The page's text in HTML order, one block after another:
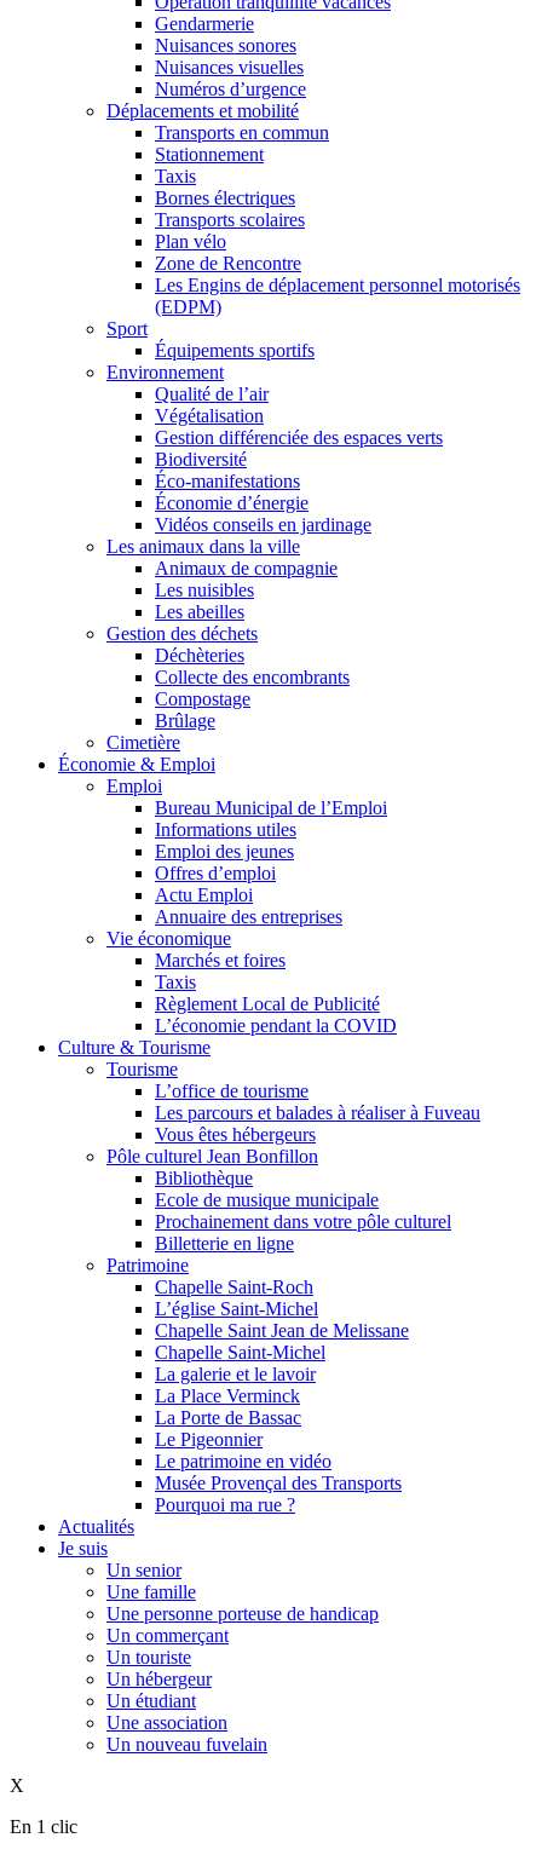
Gendarmerie
Nuisances sonores
Nuisances visuelles
Numéros d’urgence
Déplacements et mobilité
Transports en commun
Stationnement
Taxis
Bornes électriques
Transports scolaires
Plan vélo
Zone de Rencontre
Les Engins de déplacement personnel motorisés
(EDPM)
Sport
Équipements sportifs
Environnement
Qualité de l’air
Végétalisation
Gestion différenciée des espaces verts
Biodiversité
Éco-manifestations
Économie d’énergie
Vidéos conseils en jardinage
Les animaux dans la ville
Animaux de compagnie
Les nuisibles
Les abeilles
Gestion des déchets
Déchèteries
Collecte des encombrants
Compostage
Brûlage
Cimetière
Économie & Emploi
Emploi
Bureau Municipal de l’Emploi
Informations utiles
Emploi des jeunes
Offres d’emploi
Actu Emploi
Annuaire des entreprises
Vie économique
Marchés et foires
Taxis
Règlement Local de Publicité
L’économie pendant la COVID
Culture & Tourisme
Tourisme
L’office de tourisme
Les parcours et balades à réaliser à Fuveau
Vous êtes hébergeurs
Pôle culturel Jean Bonfillon
Bibliothèque
Ecole de musique municipale
Prochainement dans votre pôle culturel
Billetterie en ligne
Patrimoine
Chapelle Saint-Roch
L’église Saint-Michel
Chapelle Saint Jean de Melissane
Chapelle Saint-Michel
La galerie et le lavoir
La Place Verminck
La Porte de Bassac
Le Pigeonnier
Le patrimoine en vidéo
Musée Provençal des Transports
Pourquoi ma rue ?
Actualités
Je suis
Un senior
Une famille
Une personne porteuse de handicap
Un commerçant
Un touriste
Un hébergeur
Un étudiant
Une association
Un nouveau fuvelain
X
En 1 clic